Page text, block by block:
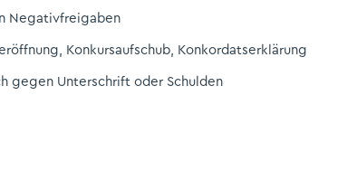
Negativfreigaben
Konkursaufschub, Konkordatserklärung
gegen Unterschrift oder Schulden